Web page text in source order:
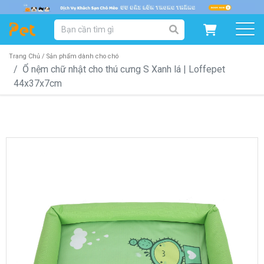
DANH MỤC SẢN PHẨM
SẢN PHẨM DÀNH CHO MÈO
SẨN PHẨM THEO THƯƠNG HIỆU
Trang Chủ / Sản phẩm dành cho chó
Ổ nệm chữ nhật cho thú cưng S Xanh lá | Loffepet
44x37x7cm